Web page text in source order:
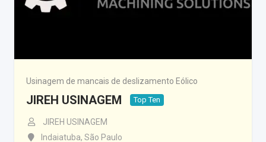
Usinagem de mancais de deslizamento Eólico
JIREH USINAGEM Top Ten
JIREH USINAGEM
Indaiatuba, São Paulo